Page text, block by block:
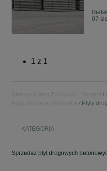
07
1 z 1
Płyty
KATEGORIA